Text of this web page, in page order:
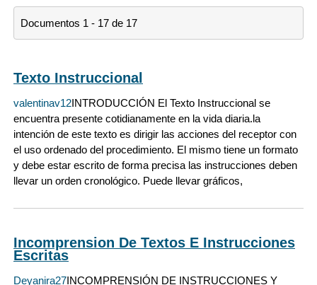
Documentos 1 - 17 de 17
Texto Instruccional
valentinav12INTRODUCCIÓN El Texto Instruccional se
encuentra presente cotidianamente en la vida diaria.la
intención de este texto es dirigir las acciones del receptor con
el uso ordenado del procedimiento. El mismo tiene un formato
y debe estar escrito de forma precisa las instrucciones deben
llevar un orden cronológico. Puede llevar gráficos,
Incomprension De Textos E Instrucciones
Escritas
Deyanira27INCOMPRENSIÓN DE INSTRUCCIONES Y